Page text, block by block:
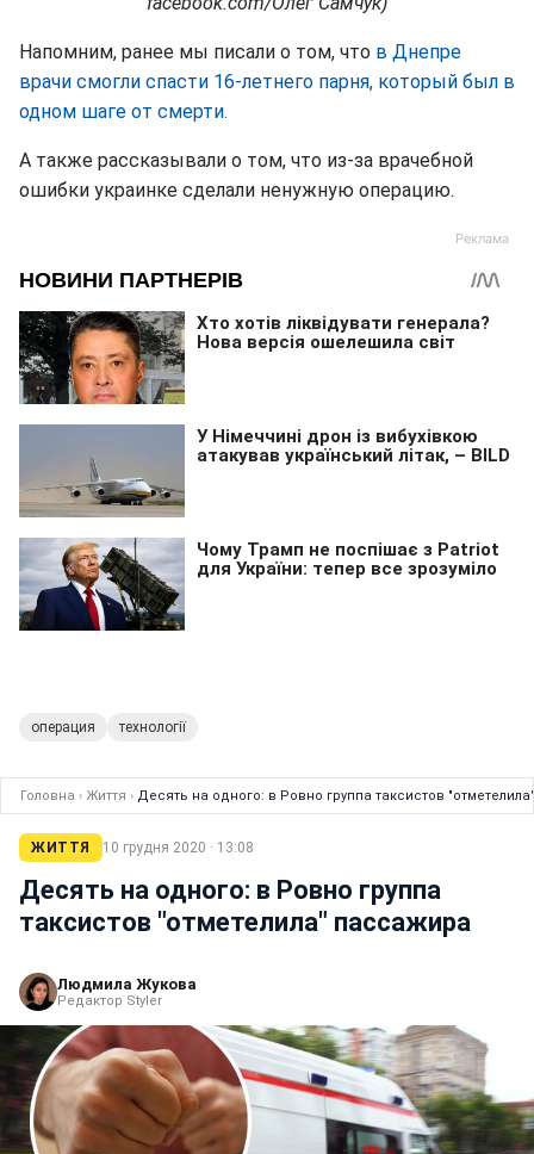
Напомним, ранее мы писали о том, что в Днепре
врачи смогли спасти 16-летнего парня, который был в
одном шаге от смерти.
А также рассказывали о том, что из-за врачебной
ошибки украинке сделали ненужную операцию.
операция технології
Головна › Життя › Десять на одного: в Ровно группа таксистов
ЖИТТЯ 10 грудня 2020 · 13:08
Десять на одного: в Ровно группа
таксистов "отметелила" пассажира
Людмила Жукова
Редактор Styler